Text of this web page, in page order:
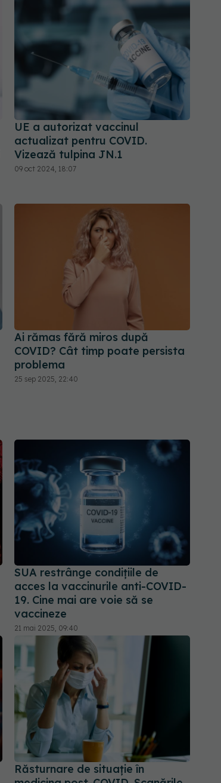
UE a autorizat vaccinul
actualizat pentru COVID.
Vizează tulpina JN.1
09 oct 2024, 18:07
Ai rămas fără miros după
COVID? Cât timp poate persista
problema
25 sep 2025, 22:40
SUA restrânge condiţiile de
acces la vaccinurile anti-COVID-
19. Cine mai are voie să se
vaccineze
21 mai 2025, 09:40
Răsturnare de situație în